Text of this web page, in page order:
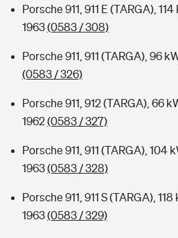
Porsche 911, 911 E (TARGA),
1963(0583 / 308)
Porsche 911, 911 (TARGA), 96
(0583 / 326)
Porsche 911, 912 (TARGA), 66
1962(0583 / 327)
Porsche 911, 911 (TARGA), 104
1963(0583 / 328)
Porsche 911, 911 S (TARGA),
1963(0583 / 329)